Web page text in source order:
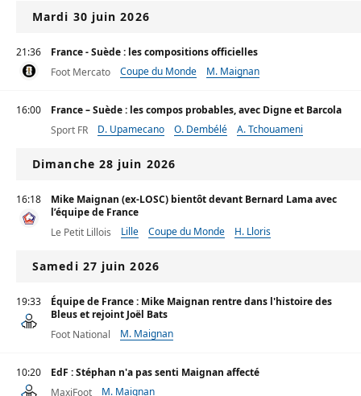
Mardi 30 juin 2026
21:36
France - Suède : les compositions officielles
Foot Mercato
Coupe du Monde M. Maignan
16:00
France – Suède : les compos probables, avec Digne et Barcola
Sport FR
D. Upamecano O. Dembélé A. Tchouameni
Dimanche 28 juin 2026
16:18
Mike Maignan (ex-LOSC) bientôt devant Bernard Lama avec
l’équipe de France
Le Petit Lillois
Lille Coupe du Monde H. Lloris
Samedi 27 juin 2026
19:33
Équipe de France : Mike Maignan rentre dans l'histoire des
Bleus et rejoint Joël Bats
Foot National
M. Maignan
10:20
EdF : Stéphan n'a pas senti Maignan affecté
MaxiFoot
M. Maignan